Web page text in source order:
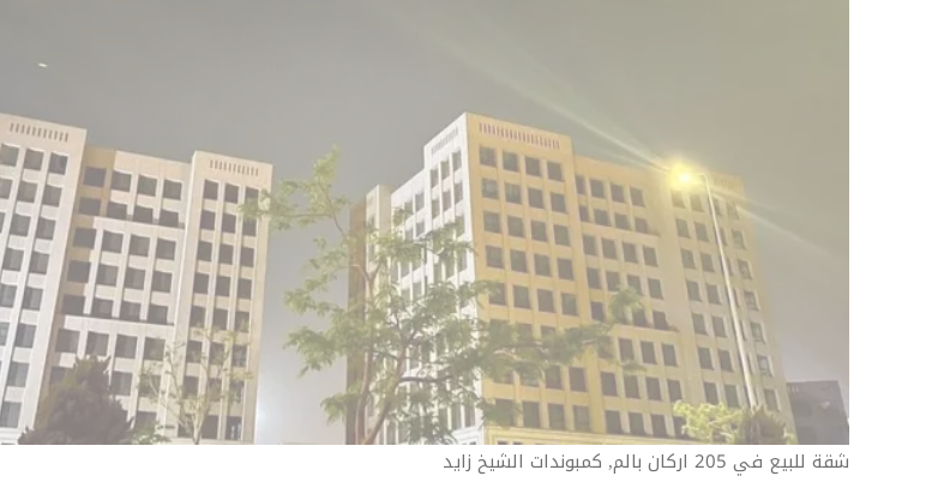
شقة للبيع في 205 اركان بالم, كمبوندات الشيخ زايد